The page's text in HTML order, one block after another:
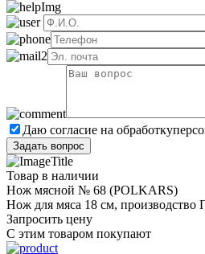
Даю согласие на обработку
Товар в наличии
Нож мясной № 68 (POLKARS)
Нож для мяса 18 cм,
Запросить цену
С этим товаром покупают